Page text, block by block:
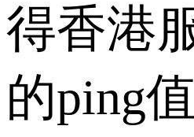
得香港
的ping